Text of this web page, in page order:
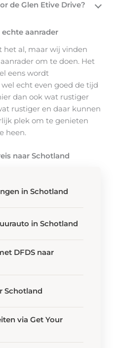
de Glen Etive Drive?
echte aanrader
het al, maar wij vinden
om te doen. Het
eens wordt
echt even goed de tijd
dan ook wat rustiger
rustiger en daar kunnen
plek om te genieten
heen.
naar Schotland
in Schotland
in Schotland
DFDS naar
Schotland
via Get Your